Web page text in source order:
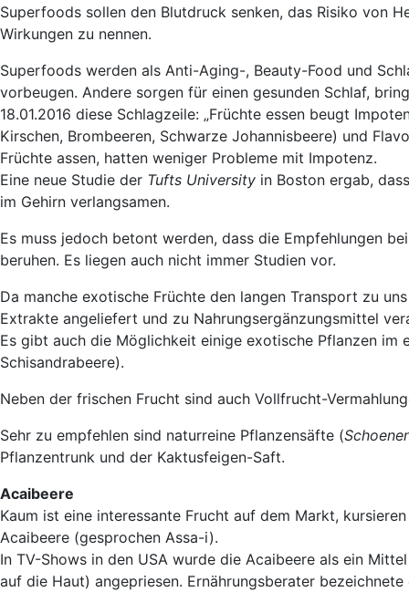
Superfoods sollen den Blutdruck senken, das Risiko von
Wirkungen zu nennen.
Superfoods werden als Anti-Aging-, Beauty-Food und
vorbeugen. Andere sorgen für einen gesunden Schlaf,
18.01.2016 diese Schlagzeile: „Früchte essen beugt
Kirschen, Brombeeren, Schwarze Johannisbeere) und
Früchte assen, hatten weniger Probleme mit Impotenz.
Eine neue Studie der Tufts University in Boston ergab,
im Gehirn verlangsamen.
Es muss jedoch betont werden, dass die Empfehlungen
beruhen. Es liegen auch nicht immer Studien vor.
Da manche exotische Früchte den langen Transport zu
Extrakte angeliefert und zu Nahrungsergänzungsmittel
Es gibt auch die Möglichkeit einige exotische Pflanzen im
Schisandrabeere).
Neben der frischen Frucht sind auch Vollfrucht-
Sehr zu empfehlen sind naturreine Pflanzensäfte (
Pflanzentrunk und der Kaktusfeigen-Saft.
Acaibeere
Kaum ist eine interessante Frucht auf dem Markt,
Acaibeere (gesprochen Assa-i).
In TV-Shows in den USA wurde die Acaibeere als ein
auf die Haut) angepriesen. Ernährungsberater